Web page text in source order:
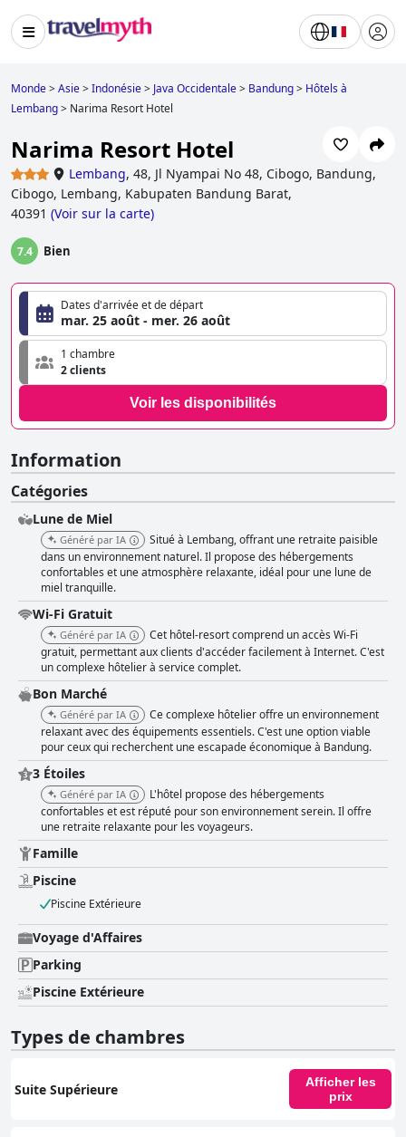
Monde>Asie>Indonésie> Java Occidentale> Bandung> Hôtels à
Lembang> Narima Resort Hotel
Narima Resort Hotel
Lembang, 48, Jl Nyampai No 48, Cibogo, Bandung,
Cibogo, Lembang, Kabupaten Bandung Barat,
40391 (Voir sur la carte)
7.4 Bien
Dates d'arrivée et de départ
mar. 25 août - mer. 26 août
1 chambre
2 clients
Voir les disponibilités
Information
Catégories
Lune de Miel
Généré par IA
Situé à Lembang, offrant une retraite paisible
dans un environnement naturel. Il propose des hébergements
confortables et une atmosphère relaxante, idéal pour une lune de
miel tranquille.
Wi-Fi Gratuit
Généré par IA
Cet hôtel-resort comprend un accès Wi-Fi
gratuit, permettant aux clients d'accéder facilement à Internet. C'est
un complexe hôtelier à service complet.
Bon Marché
Généré par IA
Ce complexe hôtelier offre un environnement
relaxant avec des équipements essentiels. C'est une option viable
pour ceux qui recherchent une escapade économique à Bandung.
3 Étoiles
Généré par IA
L'hôtel propose des hébergements
confortables et est réputé pour son environnement serein. Il offre
une retraite relaxante pour les voyageurs.
Famille
Piscine
Piscine Extérieure
Voyage d'Affaires
Parking
Piscine Extérieure
Types de chambres
Suite Supérieure
Afficher les
prix